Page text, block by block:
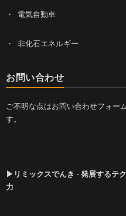
電気自動車
非化石エネルギー
お問い合わせ
ご不明な点はお問い合わせフォー
す。
▶リミックスでんき - 発展するテ
力